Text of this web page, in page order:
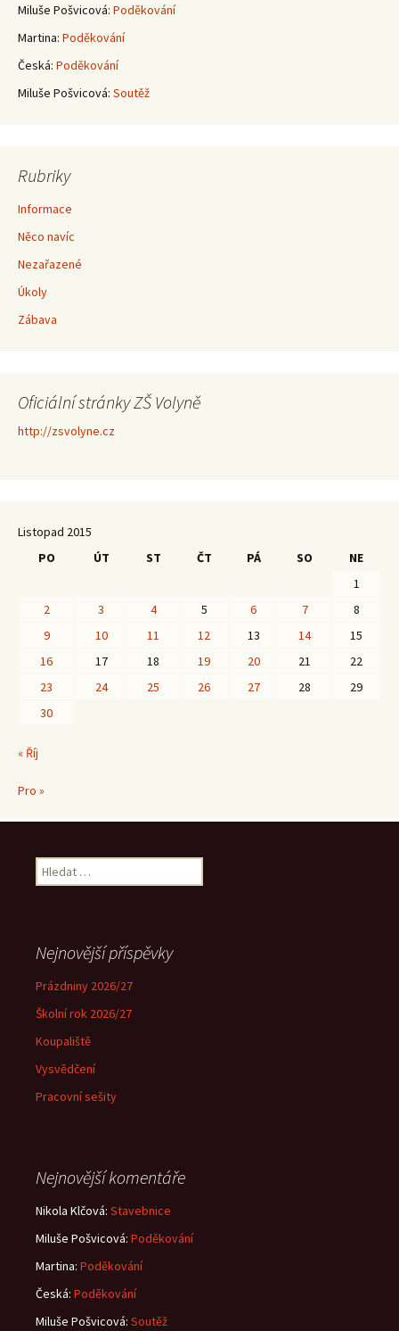
Miluše Pošvicová: Poděkování
Martina: Poděkování
Česká: Poděkování
Miluše Pošvicová: Soutěž
Rubriky
Informace
Něco navíc
Nezařazené
Úkoly
Zábava
Oficiální stránky ZŠ Volyně
http://zsvolyne.cz
Listopad 2015
PO
ÚT ST ČT PÁ SO
NE
1
2
3 4 5 6 7
8
9
10 11 12 13 14
15
16
17 18 19 20 21
22
23
24 25 26 27 28
29
30
« Říj
Pro »
Vyhledávání
Nejnovější příspěvky
Prázdniny 2026/27
Školní rok 2026/27
Koupaliště
Vysvědčení
Pracovní sešity
Nejnovější komentáře
Nikola Klčová: Stavebnice
Miluše Pošvicová: Poděkování
Martina: Poděkování
Česká: Poděkování
Miluše Pošvicová: Soutěž